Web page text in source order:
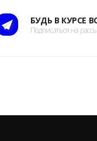
БУДЬ В КУРСЕ
Подписаться на